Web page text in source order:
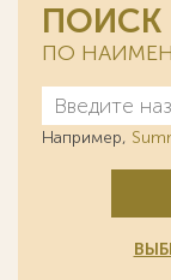
ПОИСК
ПО
Например,